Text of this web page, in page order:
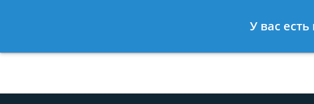
8 812 509-27-47
У вас